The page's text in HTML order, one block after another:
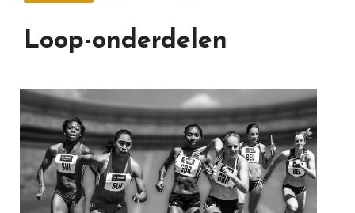
Loop-onderdelen